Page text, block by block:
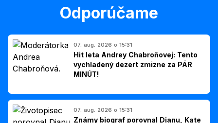
Odporúčame
07. aug. 2026 o 15:31
Hit leta Andrey Chabroňovej: Tento
vychladený dezert zmizne za PÁR
MINÚT!
07. aug. 2026 o 15:31
Známy biograf porovnal Dianu, Kate